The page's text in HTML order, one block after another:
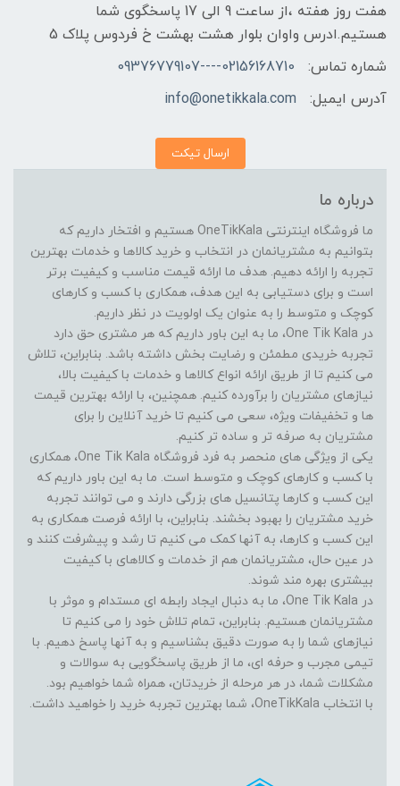
هفت روز هفته ،از ساعت 9 الی 17 پاسخگوی شما
هستیم.ادرس واوان بلوار هشت بهشت خ فردوس پلاک 5
شماره تماس:
02156168710----09376779107
آدرس ایمیل:
info@onetikkala.com
ارسال تیکت
درباره ما
ما فروشگاه اینترنتی OneTikKala هستیم و افتخار داریم که
بتوانیم به مشتریانمان در انتخاب و خرید کالاها و خدمات بهترین
تجربه را ارائه دهیم. هدف ما ارائه قیمت مناسب و کیفیت برتر
است و برای دستیابی به این هدف، همکاری با کسب و کارهای
کوچک و متوسط را به عنوان یک اولویت در نظر داریم.
در One Tik Kala، ما به این باور داریم که هر مشتری حق دارد
تجربه خریدی مطمئن و رضایت بخش داشته باشد. بنابراین، تلاش
می کنیم تا از طریق ارائه انواع کالاها و خدمات با کیفیت بالا،
نیازهای مشتریان را برآورده کنیم. همچنین، با ارائه بهترین قیمت
ها و تخفیفات ویژه، سعی می کنیم تا خرید آنلاین را برای
مشتریان به صرفه تر و ساده تر کنیم.
یکی از ویژگی های منحصر به فرد فروشگاه One Tik Kala، همکاری
با کسب و کارهای کوچک و متوسط است. ما به این باور داریم که
این کسب و کارها پتانسیل های بزرگی دارند و می توانند تجربه
خرید مشتریان را بهبود بخشند. بنابراین، با ارائه فرصت همکاری به
این کسب و کارها، به آنها کمک می کنیم تا رشد و پیشرفت کنند و
در عین حال، مشتریانمان هم از خدمات و کالاهای با کیفیت
بیشتری بهره مند شوند.
در One Tik Kala، ما به دنبال ایجاد رابطه ای مستدام و موثر با
مشتریانمان هستیم. بنابراین، تمام تلاش خود را می کنیم تا
نیازهای شما را به صورت دقیق بشناسیم و به آنها پاسخ دهیم. با
تیمی مجرب و حرفه ای، ما از طریق پاسخگویی به سوالات و
مشکلات شما، در هر مرحله از خریدتان، همراه شما خواهیم بود.
با انتخاب OneTikKala، شما بهترین تجربه خرید را خواهید داشت.